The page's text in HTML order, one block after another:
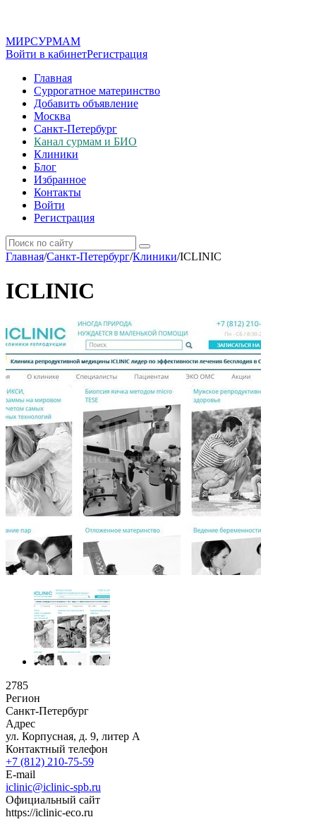
МИРСУРМАМ
Войти в кабинетРегистрация
Главная
Суррогатное материнство
Добавить объявление
Москва
Санкт-Петербург
Канал сурмам и БИО
Клиники
Блог
Избранное
Контакты
Войти
Регистрация
Главная/Санкт-Петербург/Клиники/ICLINIC
ICLINIC
2785
Регион
Санкт-Петербург
Адрес
ул. Корпусная, д. 9, литер А
Контактный телефон
+7 (812) 210-75-59
E-mail
iclinic@iclinic-spb.ru
Официальный сайт
https://iclinic-eco.ru